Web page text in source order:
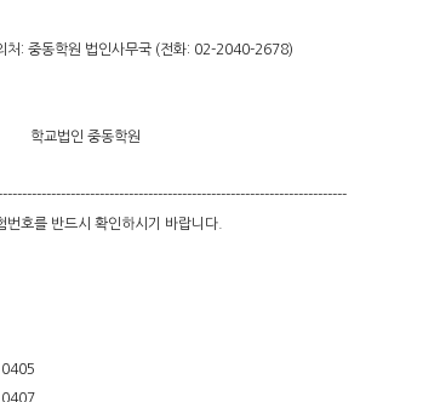
처: 중동학원 법인사무국 (전화: 02-2040-2678)
법인 중동학원
번호를 반드시 확인하시기 바랍니다.